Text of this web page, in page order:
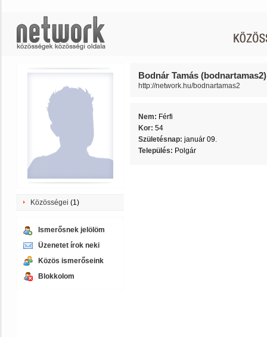
Közösségei (1)
Ismerősnek jelölöm
Üzenetet írok neki
Közös ismerőseink
Blokkolom
Bodnár Tamás (bodnartamas2)
http://network.hu/bodnartamas2
Nem: Férfi
Kor: 54
Születésnap: január 09.
Település: Polgár